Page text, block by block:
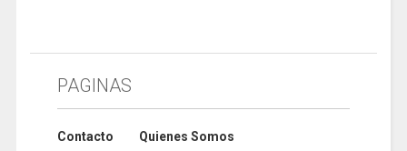
PAGINAS
Contacto Quienes Somos